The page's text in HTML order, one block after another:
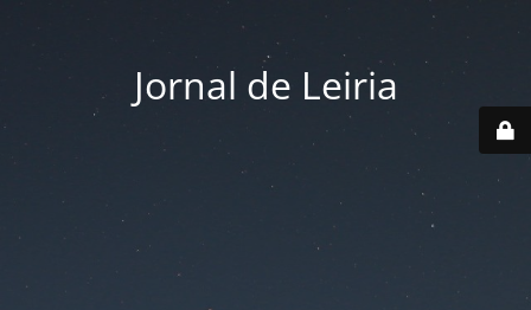
Jornal de Leiria